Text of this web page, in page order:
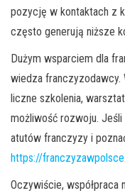
pozycję w kontaktach z
często generują niższe
Dużym wsparciem dla
wiedza franczyzodawcy.
liczne szkolenia,
możliwość rozwoju.
atutów franczyzy i
https://
Oczywiście, współpraca